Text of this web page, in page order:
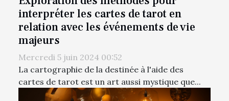
interpréter les cartes de tarot en
relation avec les événements de vie
majeurs
Mercredi 5 juin 2024 00:52
La cartographie de la destinée à l'aide des
cartes de tarot est un art aussi mystique que...